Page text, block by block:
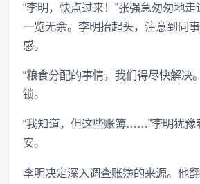
“李明，快点过来！”张强急匆匆地
一览无余。李明抬起头，注意到同
感。
“粮食分配的事情，我们得尽快解决
锁。
“我知道，但这些账簿……”李明犹豫
安。
李明决定深入调查账簿的来源。他翻